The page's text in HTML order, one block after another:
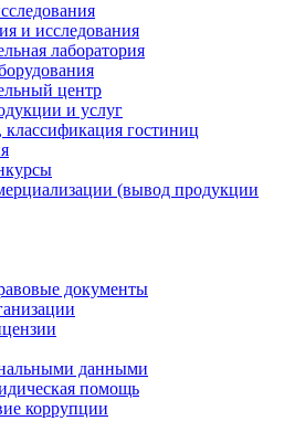
и исследования
лаборатория
центр
и услуг
гостиниц
(вывод продукции
документы
данными
помощь
коррупции